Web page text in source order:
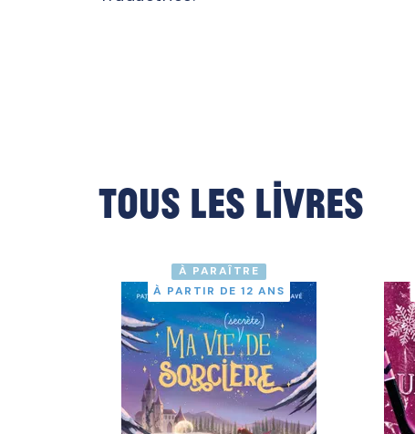
Tous les livres
À PARAÎTRE
À PARTIR DE 12 ANS